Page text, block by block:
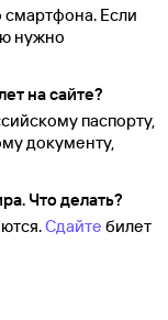
смартфона. Если
нужно
на сайте?
паспорту,
документу,
Что делать?
Сдайте билет